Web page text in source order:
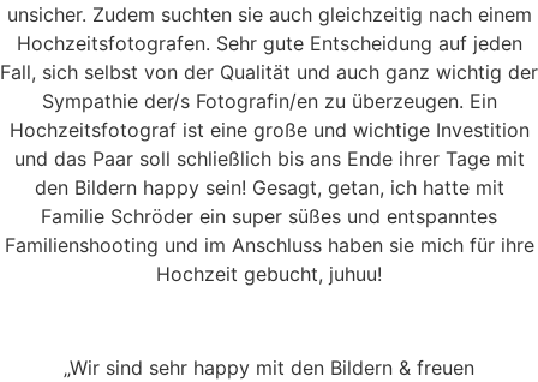
unsicher. Zudem suchten sie auch gleichzeitig nach einem
Hochzeitsfotografen. Sehr gute Entscheidung auf jeden
Fall, sich selbst von der Qualität und auch ganz wichtig der
Sympathie der/s Fotografin/en zu überzeugen. Ein
Hochzeitsfotograf ist eine große und wichtige Investition
und das Paar soll schließlich bis ans Ende ihrer Tage mit
den Bildern happy sein! Gesagt, getan, ich hatte mit
Familie Schröder ein super süßes und entspanntes
Familienshooting und im Anschluss haben sie mich für ihre
Hochzeit gebucht, juhuu!
„Wir sind sehr happy mit den Bildern & freuen